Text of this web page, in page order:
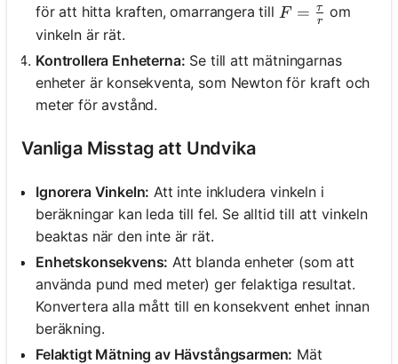
för att hitta kraften, omarrangera till F =
F = r
τ
om
vinkeln är rät.
Kontrollera Enheterna: Se till att mätningarnas
enheter är konsekventa, som Newton för kraft och
meter för avstånd.
Vanliga Misstag att Undvika
Ignorera Vinkeln: Att inte inkludera vinkeln i
beräkningar kan leda till fel. Se alltid till att vinkeln
beaktas när den inte är rät.
Enhetskonsekvens: Att blanda enheter (som att
använda pund med meter) ger felaktiga resultat.
Konvertera alla mått till en konsekvent enhet innan
beräkning.
Felaktigt Mätning av Hävstångsarmen: Mät